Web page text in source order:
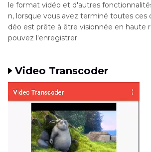
le format vidéo et d'autres
n, lorsque vous avez terminé toutes ces
déo est prête à être visionnée en haute
pouvez l'enregistrer.
Video Transcoder